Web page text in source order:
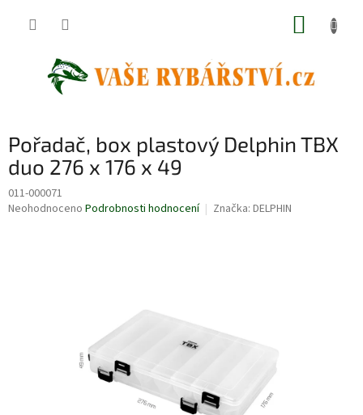
Pořadač, box plastový Delphin TBX
duo 276 x 176 x 49
011-000071
Průměrné
Neohodnoceno Podrobnosti hodnocení Značka: DELPHIN